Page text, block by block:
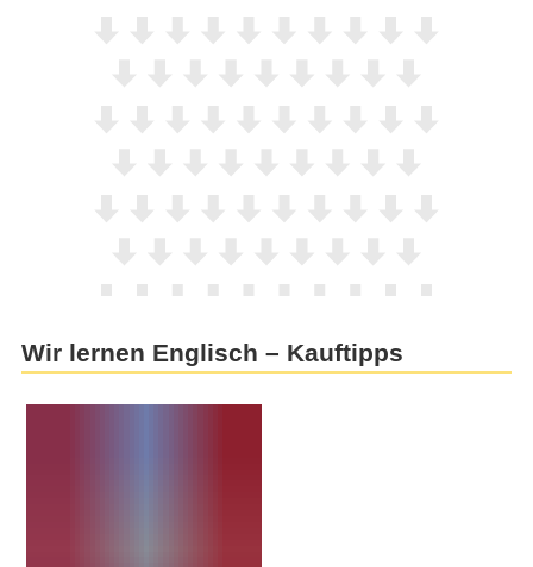
Wir lernen Englisch – Kauftipps